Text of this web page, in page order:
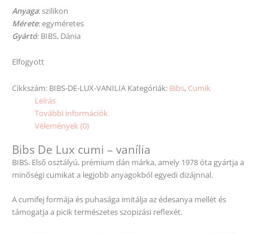
Anyaga: szilikon
Mérete: egyméretes
Gyártó: BIBS, Dánia
Elfogyott
Cikkszám: BIBS-DE-LUX-VANILIA Kategóriák: Bibs, Cumik
Leírás
További információk
Vélemények (0)
Bibs De Lux cumi – vanília
BIBS. Első osztályú, prémium dán márka, amely 1978 óta gyártja a
minőségi cumikat a legjobb anyagokból egyedi dizájnnal.
A cumifej formája és puhasága imitálja az édesanya mellét és
támogatja a picik természetes szopizási reflexét.